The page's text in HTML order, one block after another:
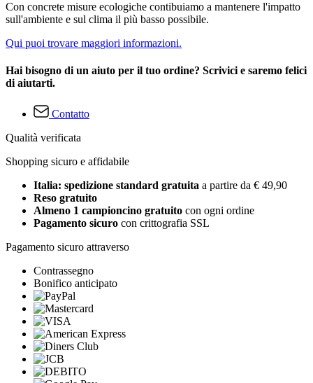
Con concrete misure ecologiche contibuiamo a mantenere l'impatto
sull'ambiente e sul clima il più basso possibile.
Qui puoi trovare maggiori informazioni.
Hai bisogno di un aiuto per il tuo ordine? Scrivici e saremo felici
di aiutarti.
Contatto
Qualità verificata
Shopping sicuro e affidabile
Italia: spedizione standard gratuita a partire da € 49,90
Reso gratuito
Almeno 1 campioncino gratuito con ogni ordine
Pagamento sicuro con crittografia SSL
Pagamento sicuro attraverso
Contrassegno
Bonifico anticipato